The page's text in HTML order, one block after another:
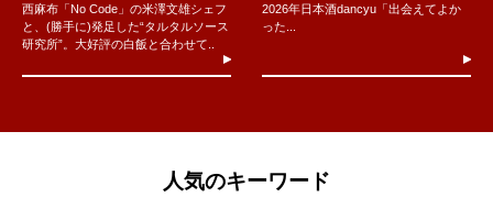
西麻布「No Code」の米澤文雄シェフ
と、(勝手に)発足した“タルタルソース
研究所”。大好評の白飯と合わせて..
2026年日本酒dancyu「出会えてよか
った...
人気のキーワード